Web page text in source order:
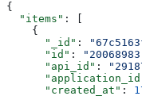
{
  "items"
: [
    {
      "_id"
:
      "id"
:
      "api_id"
:
      "created_at"
: